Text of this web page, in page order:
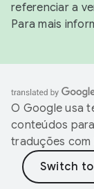
referenciar a
Para mais
O Google usa
conteúdos
traduções com